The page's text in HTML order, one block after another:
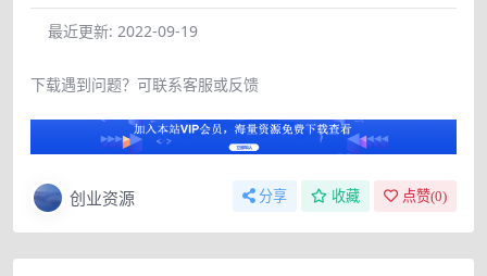
最近更新: 2022-09-19
下载遇到问题？可联系客服或反馈
创业资源 分享 收藏 点赞(0)